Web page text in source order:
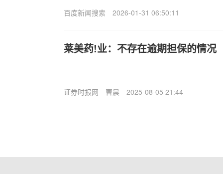
百度新闻搜索 2026-01-31 06:50:11
莱美药!业：不存在逾期担保的情况
证券时报网 曹晨 2025-08-05 21:44